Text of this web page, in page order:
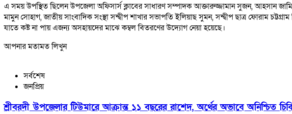
এ সময় উপস্থিত ছিলেন উপজেলা অফিসার্স ক্লাবের সাধারণ সম্পাদক আক্তারুজ্জামান সুজন, আহসান
মামুন সোহাগ, জাতীয় সাংবাদিক সংস্থা সন্দ্বীপ শাখার সভাপতি ইলিয়াছ সুমন, সন্দ্বীপ ছাত্র ফোরাম
যাতে কষ্ট না পায় এজন্য অসহায়দের মাঝে কম্বল বিতরণের উদ্যোগ নেয়া হয়েছে।
আপনার মতামত লিখুন
সর্বশেষ
জনপ্রিয়
শ্রীবরদী উপজেলার টিউমারে আক্রান্ত ১১ বছরের রাশেদ, অর্থের অভাবে অনিশ্চিত